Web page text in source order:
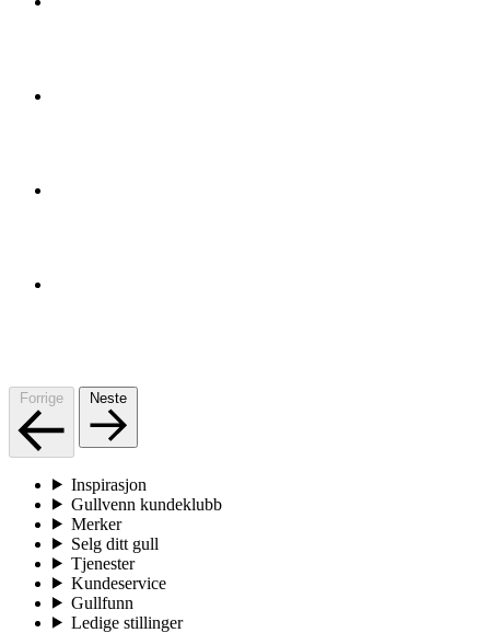
Forrige Neste
Inspirasjon
Gullvenn kundeklubb
Merker
Selg ditt gull
Tjenester
Kundeservice
Gullfunn
Ledige stillinger